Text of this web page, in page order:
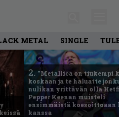
METAL SINGLE
2. ”Metallica on tiukempi
koskaan ja te haluatte
nulikan yrittävän olla
Pepper Keenan muisteli
ensimmäistä
kanssa